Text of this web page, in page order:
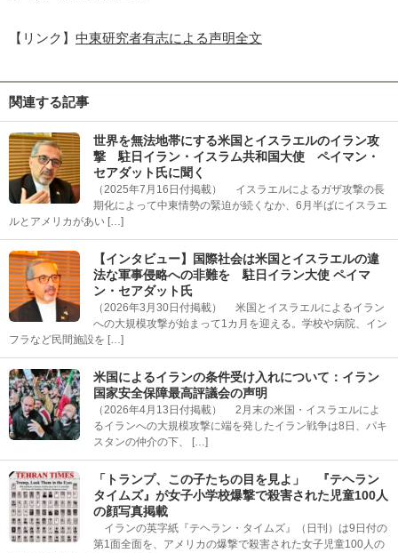
【リンク】 中東研究者有志による声明全文
関連する記事
世界を無法地帯にする米国とイスラエルのイラン攻
撃 駐日イラン・イスラム共和国大使 ペイマン・
セアダット氏に聞く
（2025年7月16日付掲載） イスラエルによるガザ攻撃の長
期化によって中東情勢の緊迫が続くなか、6月半ばにイスラエ
ルとアメリカがあい […]
【インタビュー】国際社会は米国とイスラエルの違
法な軍事侵略への非難を 駐日イラン大使 ペイマ
ン・セアダット氏
（2026年3月30日付掲載） 米国とイスラエルによるイラン
への大規模攻撃が始まって1カ月を迎える。学校や病院、イン
フラなど民間施設を […]
米国によるイランの条件受け入れについて：イラン
国家安全保障最高評議会の声明
（2026年4月13日付掲載） 2月末の米国・イスラエルによ
るイランへの大規模攻撃に端を発したイラン戦争は8日、パキ
スタンの仲介の下、 […]
「トランプ、この子たちの目を見よ」 『テヘラン
タイムズ』が女子小学校爆撃で殺害された児童100人
の顔写真掲載
イランの英字紙『テヘラン・タイムズ』（日刊）は9日付の
第1面全面を、アメリカの爆撃で殺害された女子児童100人の